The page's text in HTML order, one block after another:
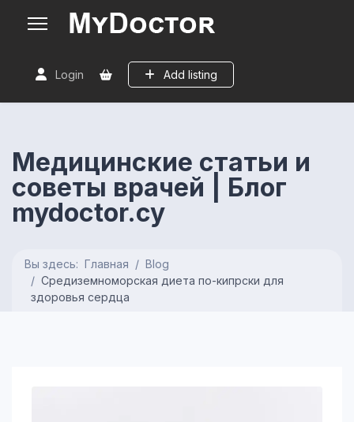
Login Add listing
Медицинские статьи и
советы врачей | Блог
mydoctor.cy
Вы здесь: Главная
Blog
Средиземноморская диета по-кипрски для
здоровья сердца